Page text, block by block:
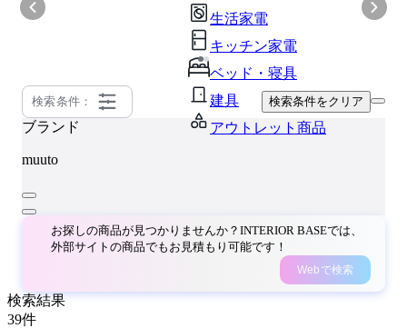
生活家電
キッチン家電
ベッド・寝具
建具
アウトレット商品
検索条件： 検索条件をクリア
ブランド
muuto
お探しの商品が見つかりませんか？INTERIOR BASEでは、
外部サイトの商品でもお見積もり可能です！
Webで検索
検索結果
39件